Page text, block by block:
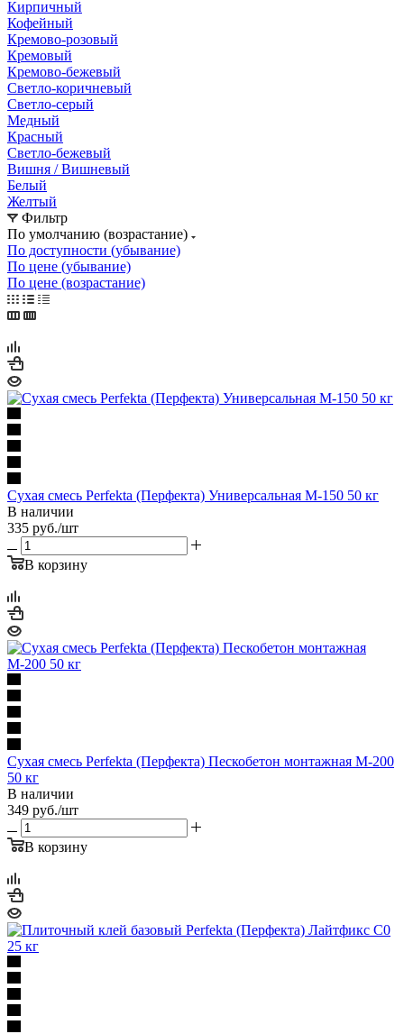
Кирпичный
Кофейный
Кремово-розовый
Кремовый
Кремово-бежевый
Светло-коричневый
Светло-серый
Медный
Красный
Светло-бежевый
Вишня / Вишневый
Белый
Желтый
Фильтр
По умолчанию (возрастание)
По доступности (убывание)
По цене (убывание)
По цене (возрастание)
Сухая смесь Perfekta (Перфекта) Универсальная М-150 50 кг
В наличии
335 руб./шт
В корзину
Сухая смесь Perfekta (Перфекта) Пескобетон монтажная М-200
50 кг
В наличии
349 руб./шт
В корзину